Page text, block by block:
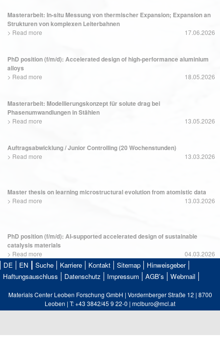
Masterarbeit: In-situ Messung von thermischer Expansion; Expansion an
Strukturen von komplexen Leiterbahnen
> Read more 17.06.2026
PhD position (f/m/d): Accelerated design of high-performance aluminium
alloys
> Read more 18.05.2026
Masterarbeit: Modellierungskonzept für solute drag bei
Phasenumwandlungen in Stählen
> Read more 13.05.2026
Auftragsabwicklung / Junior Controlling (20 Wochenstunden)
> Read more 13.03.2026
Master thesis on learning microstructural evolution from atomistic data
> Read more 13.03.2026
PhD position (f/m/d): AI-supported accelerated design of sustainable
catalysis materials
> Read more 04.03.2026
DE EN Suche Karriere Kontakt Sitemap
Hinweisgeber
Haftungsauschluss
Datenschutz Impressum AGB's Webmail
Materials Center Leoben Forschung GmbH | Vordernberger Straße 12 | 8700
Leoben | T: +43 3842/45 9 22-0 | mclburo@mcl.at